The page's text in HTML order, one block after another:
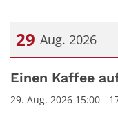
29 Aug. 2026
Datum: 29. August
Einen Kaffee
29. Aug. 2026 15:00 -